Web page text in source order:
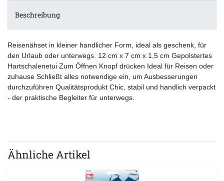
Beschreibung
Reisenähset in kleiner handlicher Form, ideal als geschenk, für
den Urlaub oder unterwegs. 12 cm x 7 cm x 1,5 cm Gepolstertes
Hartschalenetui Zum Öffnen Knopf drücken Ideal für Reisen oder
zuhause Schließt alles notwendige ein, um Ausbesserungen
durchzuführen Qualitätsprodukt Chic, stabil und handlich verpackt
- der praktische Begleiter für unterwegs.
Ähnliche Artikel